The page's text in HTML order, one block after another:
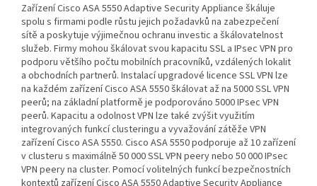
Zařízení Cisco ASA 5550 Adaptive Security Appliance škáluje
spolu s firmami podle růstu jejich požadavků na zabezpečení
sítě a poskytuje výjimečnou ochranu investic a škálovatelnost
služeb. Firmy mohou škálovat svou kapacitu SSL a IPsec VPN pro
podporu většího počtu mobilních pracovníků, vzdálených lokalit
a obchodních partnerů. Instalací upgradové licence SSL VPN lze
na každém zařízení Cisco ASA 5550 škálovat až na 5000 SSL VPN
peerů; na základní platformě je podporováno 5000 IPsec VPN
peerů. Kapacitu a odolnost VPN lze také zvýšit využitím
integrovaných funkcí clusteringu a vyvažování zátěže VPN
zařízení Cisco ASA 5550. Cisco ASA 5550 podporuje až 10 zařízení
v clusteru s maximálně 50 000 SSL VPN peery nebo 50 000 IPsec
VPN peery na cluster. Pomocí volitelných funkcí bezpečnostních
kontextů zařízení Cisco ASA 5550 Adaptive Security Appliance